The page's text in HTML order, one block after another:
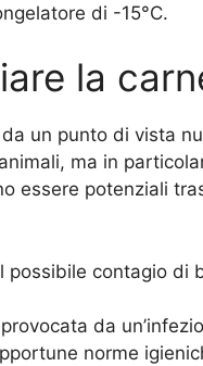
di -15°C.
la
un punto di vista
ma in
essere potenziali
possibile contagio di
da
norme